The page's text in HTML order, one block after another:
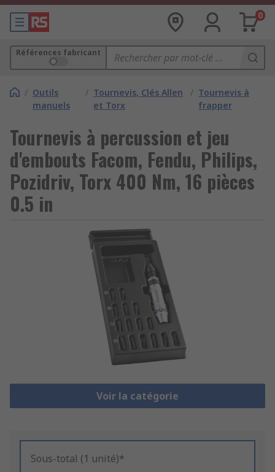
0
Références fabricant
/ Outils
manuels
/ Tournevis, Clés Allen
et Torx
/ Tournevis à
frapper
Tournevis à percussion et jeu
d'embouts Facom, Fendu, Philips,
Pozidriv, Torx 400 Nm, 16 pièces
0.5 in
Voir la catégorie
Sous-total (1 unité)*